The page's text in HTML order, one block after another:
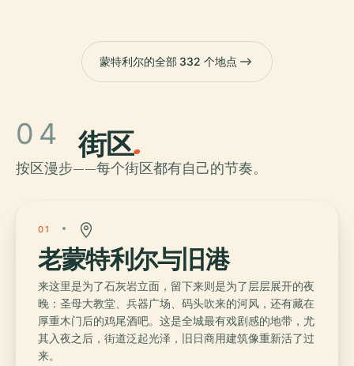
蒙特利尔的全部 332 个地点
04 街区.
按区漫步——每个街区都有自己的节奏。
01
老蒙特利尔与旧港
来这里是为了石灰岩立面，留下来则是为了层层展开的夜
晚：圣母大教堂、兵器广场、码头吹来的河风，还有藏在
厚重木门后的鸡尾酒吧。这是全城最有戏剧感的地带，尤
其入夜之后，街道泛起光泽，旧日商用建筑像重新活了过
来。